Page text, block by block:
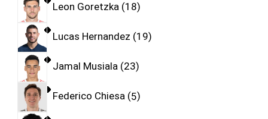
Leon Goretzka 18
Lucas Hernandez 19
Jamal Musiala 23
Federico Chiesa 5